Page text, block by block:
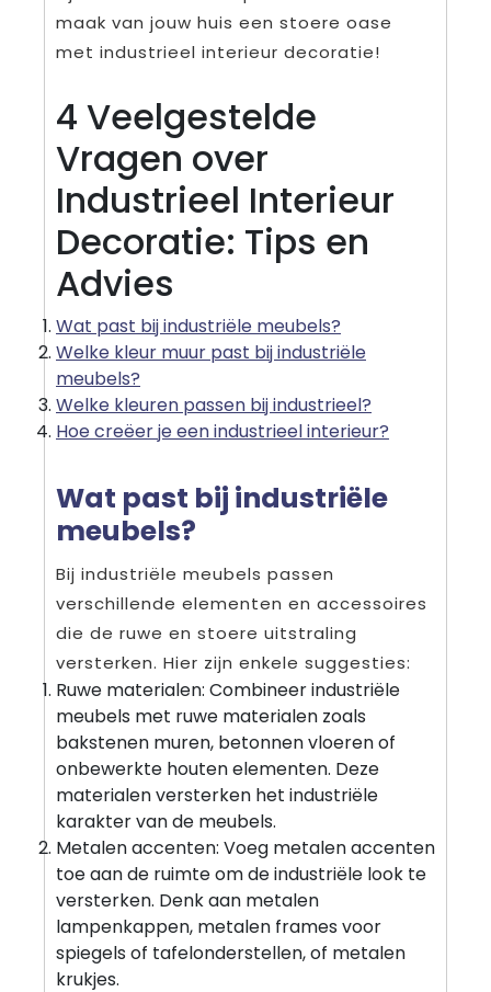
maak van jouw huis een stoere oase
met industrieel interieur decoratie!
4 Veelgestelde
Vragen over
Industrieel Interieur
Decoratie: Tips en
Advies
Wat past bij industriële meubels?
Welke kleur muur past bij industriële
meubels?
Welke kleuren passen bij industrieel?
Hoe creëer je een industrieel interieur?
Wat past bij industriële
meubels?
Bij industriële meubels passen
verschillende elementen en accessoires
die de ruwe en stoere uitstraling
versterken. Hier zijn enkele suggesties:
Ruwe materialen: Combineer industriële
meubels met ruwe materialen zoals
bakstenen muren, betonnen vloeren of
onbewerkte houten elementen. Deze
materialen versterken het industriële
karakter van de meubels.
Metalen accenten: Voeg metalen accenten
toe aan de ruimte om de industriële look te
versterken. Denk aan metalen
lampenkappen, metalen frames voor
spiegels of tafelonderstellen, of metalen
krukjes.